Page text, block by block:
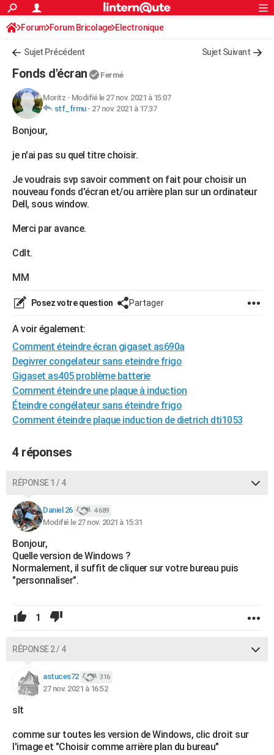
ACTUALITÉS
Politique
Société
Faits Divers
Education
Monde
Villes
+
FINANCE
Retraite
Impôts
Epargne
Immobilier
Risques naturels par ville
Banque
Assurance
Crédit
AUTO
Essais
Réserver un essai
Citadines
Berlines
SUV
Forum auto
+HIGH-TECH
Mobiles
Meilleur smartphone
Internet
Ordinateurs
Jeux vidéo
Guide high-tech
+
Forum
Aménagement intérieur
Extérieur
Cuisine
Salle de bains
Jardinage
Rangement
WEEK-END
Guides de France
Escapades
Patrimoine
Expositions
Musées
Week-end nature
Art de vivre
Modes de vie
CARTE DE VOEUX
Carte de Noël
Carte Bonne année
Carte Saint-Valentin
Carte Pâques
Carte d'anniversaire
DICTIONNAIRE
Dictionnaire
Biographies
Citations
Expressions
Proverbes
PROGRAMME TV
S'inscrire
Se connecter
Lycées
Collèges
Primaires
Universités
Entreprises
Service militaire
Avis de recherche
FORUM
Bricolage
Lifestyle
Culture
Sport
Auto
Television
Voyage
Cinema
S'inscrire
Connexion
Forum Forum Bricolage Electronique
Sujet Précédent Sujet Suivant
Fonds d'écran Fermé
Moritz - Modifié le 27 nov. 2021 à 15:07
stf_frmu- 27 nov. 2021 à 17:37
Bonjour,
je n'ai pas su quel titre choisir.
Je voudrais svp savoir comment on fait pour choisir un
nouveau fonds d'écran et/ou arrière plan sur un ordinateur
Dell, sous window.
Merci par avance.
Cdlt.
MM
Posez votre question Partager
A voir également:
Comment éteindre écran gigaset as690a
Degivrer congelateur sans eteindre frigo
Gigaset as405 problème batterie
Comment éteindre une plaque à induction
Éteindre congélateur sans éteindre frigo
Comment éteindre plaque induction de dietrich dti1053
4 réponses
RÉPONSE 1 / 4
Daniel 26 4 689
Modifié le 27 nov. 2021 à 15:31
Bonjour,
Quelle version de Windows ?
Normalement, il suffit de cliquer sur votre bureau puis
"personnaliser".
1
RÉPONSE 2 / 4
astuces72 316
27 nov. 2021 à 16:52
slt
comme sur toutes les version de Windows, clic droit sur
l'image et "Choisir comme arrière plan du bureau"